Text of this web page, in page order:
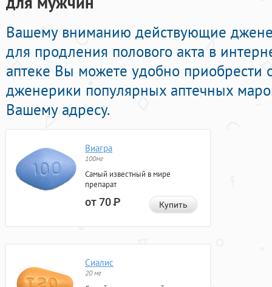
Вашему вниманию действующие
для продления полового акта в
аптеке Вы можете удобно приобрести
дженерики популярных аптечных
Вашему адресу.
Виагра
100мг
Самый известный в мире
препарат
от 70Р Купить
Сиалис
20 мг